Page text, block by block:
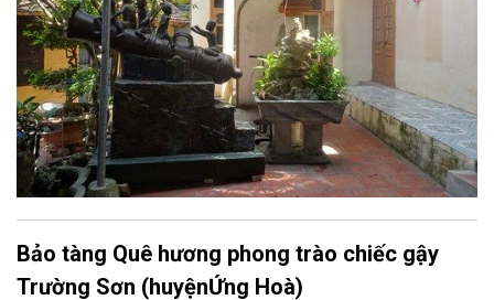
Bảo tàng Quê hương phong trào chiếc gậy
Trường Sơn (huyệnỨng Hoà)